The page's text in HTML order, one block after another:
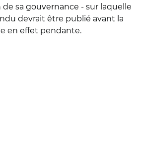
de sa gouvernance - sur laquelle
devrait être publié avant la
en effet pendante.